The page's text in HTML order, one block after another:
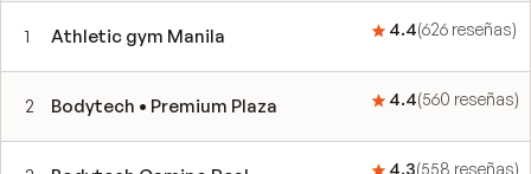
1 Athletic gym Manila 4.4(626 reseñas)
2 Bodytech • Premium Plaza 4.4(560 reseñas)
4.3(558 reseñas)